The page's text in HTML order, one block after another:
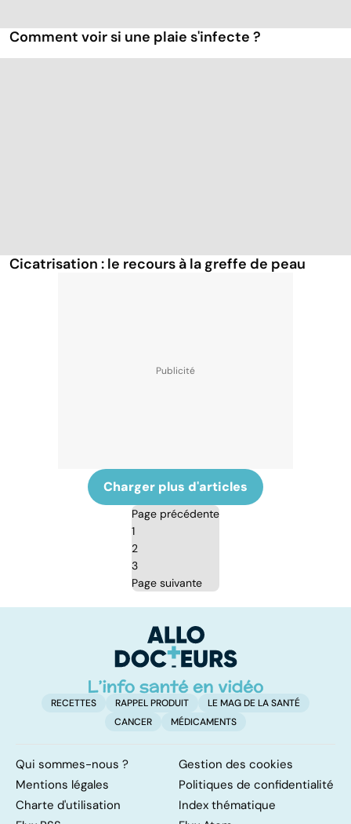
Comment voir si une plaie s'infecte ?
Cicatrisation : le recours à la greffe de peau
Charger plus d'articles
Page précédente
1
2
3
Page suivante
RECETTES RAPPEL PRODUIT
LE MAG DE LA SANTÉ
CANCER
MÉDICAMENTS
Qui sommes-nous ?
Gestion des cookies
Mentions légales
Politiques de confidentialité
Charte d'utilisation
Index thématique